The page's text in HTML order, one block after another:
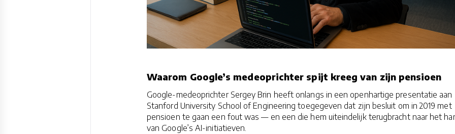
Waarom Google’s medeoprichter spijt kreeg van zijn pensioen
Google-medeoprichter Sergey Brin heeft onlangs in een openhartige presentatie aan
Stanford University School of Engineering toegegeven dat zijn besluit om in 2019 met
pensioen te gaan een fout was — en een die hem uiteindelijk terugbracht naar het
van Google’s AI-initiatieven.